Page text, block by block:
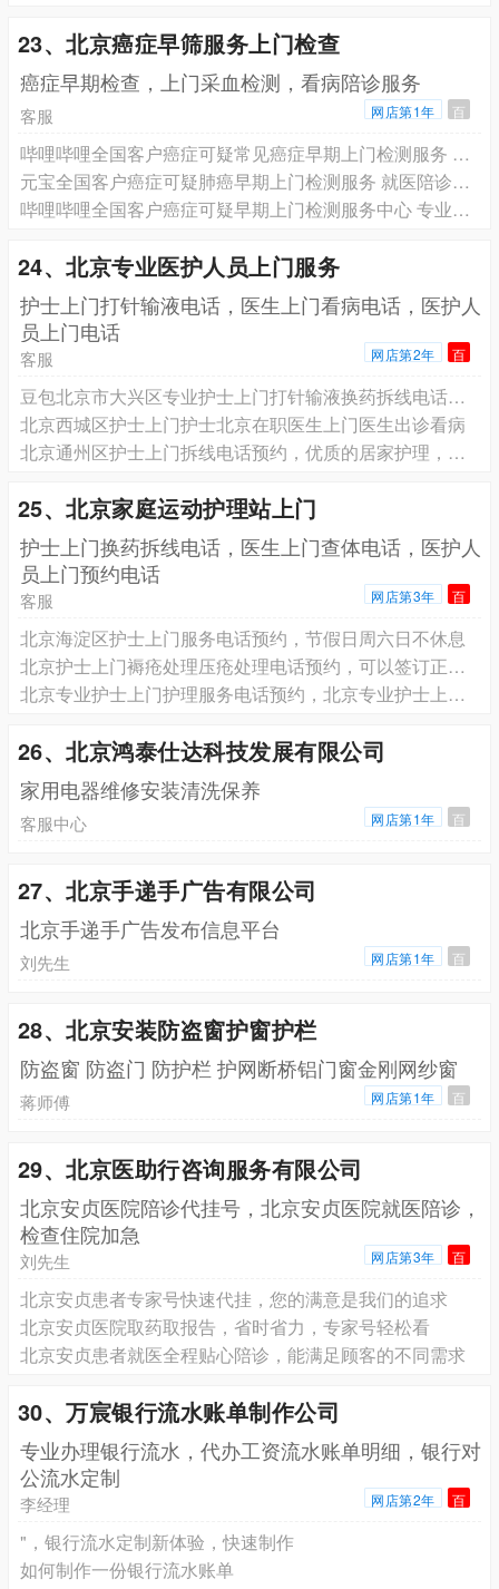
23、北京癌症早筛服务上门检查
癌症早期检查，上门采血检测，看病陪诊服务
客服 网店第1年 百
哔哩哔哩全国客户癌症可疑常见癌症早期上门检测服务 就医陪诊服务 专业团队为您服务
元宝全国客户癌症可疑肺癌早期上门检测服务 就医陪诊服务 专业团队为您服务
哔哩哔哩全国客户癌症可疑早期上门检测服务中心 专业团队为您服务
24、北京专业医护人员上门服务
️护士上门打针输液电话，医生上门看病电话，医护人
员上门电话
客服 网店第2年 百
豆包北京市大兴区专业护士上门打针输液换药拆线电话预约，北京有经验护士上门护理预约电话
北京西城区护士上门护士北京在职医生上门医生出诊看病
北京通州区护士上门拆线电话预约，优质的居家护理，费用合理
25、北京家庭运动护理站上门
护士上门换药拆线电话，医生上门查体电话，医护人
员上门预约电话
客服 网店第3年 百
北京海淀区护士上门服务电话预约，节假日周六日不休息
北京护士上门褥疮处理压疮处理电话预约，可以签订正规服务合同
北京专业护士上门护理服务电话预约，北京专业护士上门打针输液电话预约，北京专业护士上门换药拆线电话预约
26、北京鸿泰仕达科技发展有限公司
家用电器维修安装清洗保养
客服中心 网店第1年 百
27、北京手递手广告有限公司
北京手递手广告发布信息平台
刘先生 网店第1年 百
28、北京安装防盗窗护窗护栏
防盗窗 防盗门 防护栏 护网断桥铝门窗金刚网纱窗
蒋师傅 网店第1年 百
29、北京医助行咨询服务有限公司
北京安贞医院陪诊代挂号，北京安贞医院就医陪诊，
检查住院加急
刘先生 网店第3年 百
北京安贞患者专家号快速代挂，您的满意是我们的追求
北京安贞医院取药取报告，省时省力，专家号轻松看
北京安贞患者就医全程贴心陪诊，能满足顾客的不同需求
30、万宸银行流水账单制作公司
专业办理银行流水，代办工资流水账单明细，银行对
公流水定制
李经理 网店第2年 百
"，银行流水定制新体验，快速制作
如何制作一份银行流水账单